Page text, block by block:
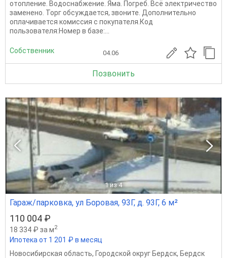
отопление. Водоснабжение. Яма. Погреб. Всё электричество
заменено. Торг обсуждается, звоните. Дополнительно
оплачивается комиссия с покупателя.Код
пользователя:Номер в базе:...
Собственник 04.06
Позвонить
1 из 4
Гараж/парковка, ул Боровая, 93Г, д. 93Г, 6 м²
110 004 ₽
18 334 ₽ за м2
Ипотека от 1 201 ₽ в месяц
Новосибирская область, Городской округ Бердск, Бердск